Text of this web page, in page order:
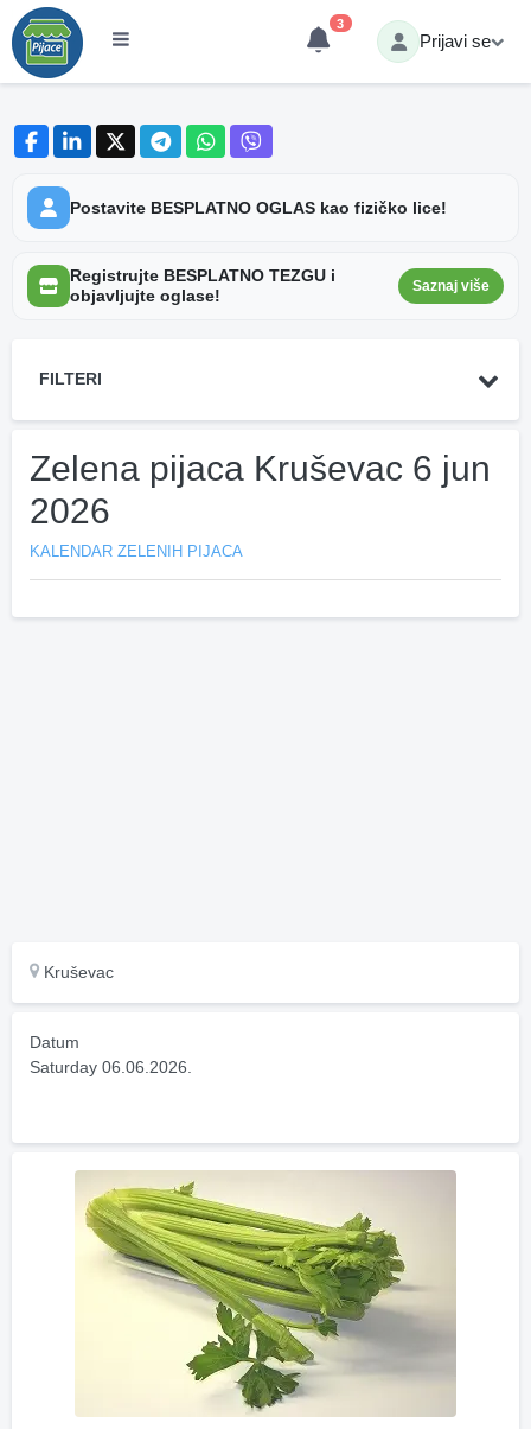
3
Prijavi se
Postavite BESPLATNO OGLAS kao fizičko lice!
Registrujte BESPLATNO TEZGU i
objavljujte oglase!
Saznaj više
FILTERI
Zelena pijaca Kruševac 6 jun
2026
KALENDAR ZELENIH PIJACA
Kruševac
Datum
Saturday 06.06.2026.